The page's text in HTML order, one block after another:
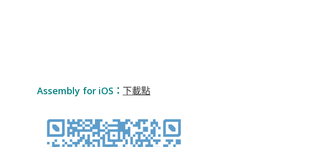
Assembly for iOS： 下載點